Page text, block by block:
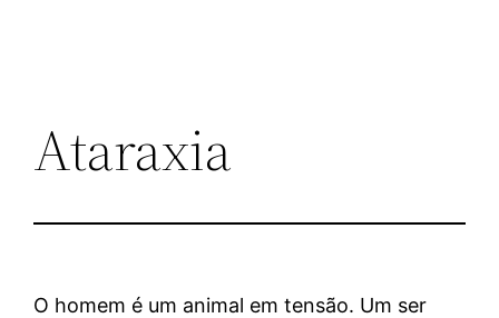
Ataraxia
O homem é um animal em tensão. Um ser